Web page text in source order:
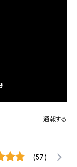
通報する
(57)